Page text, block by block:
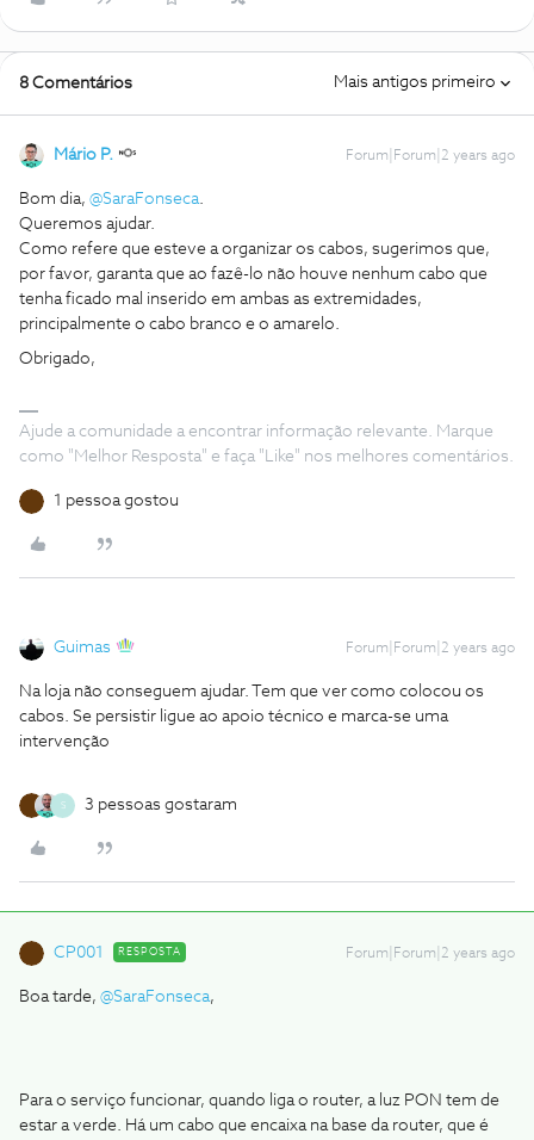
8 Comentários Mais antigos primeiro
Mário P. Forum|Forum|2 years ago
Bom dia, @SaraFonseca.
Queremos ajudar.
Como refere que esteve a organizar os cabos, sugerimos que,
por favor, garanta que ao fazê-lo não houve nenhum cabo que
tenha ficado mal inserido em ambas as extremidades,
principalmente o cabo branco e o amarelo.
Obrigado,
Ajude a comunidade a encontrar informação relevante. Marque
como "Melhor Resposta" e faça "Like" nos melhores comentários.
1 pessoa gostou
Guimas Forum|Forum|2 years ago
Na loja não conseguem ajudar. Tem que ver como colocou os
cabos. Se persistir ligue ao apoio técnico e marca-se uma
intervenção
S 3 pessoas gostaram
CP001 RESPOSTA Forum|Forum|2 years ago
Boa tarde, @SaraFonseca,
Para o serviço funcionar, quando liga o router, a luz PON tem de
estar a verde. Há um cabo que encaixa na base da router, que é